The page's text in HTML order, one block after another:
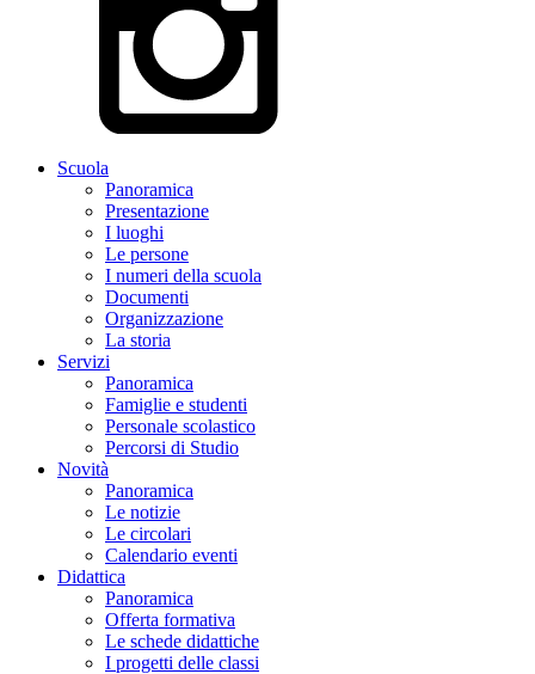
Scuola
Panoramica
Presentazione
I luoghi
Le persone
I numeri della scuola
Documenti
Organizzazione
La storia
Servizi
Panoramica
Famiglie e studenti
Personale scolastico
Percorsi di Studio
Novità
Panoramica
Le notizie
Le circolari
Calendario eventi
Didattica
Panoramica
Offerta formativa
Le schede didattiche
I progetti delle classi